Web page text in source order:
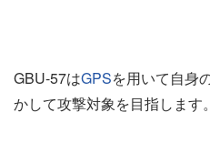
GBU-57はGPSを用いて自身
かして攻撃対象を目指します。